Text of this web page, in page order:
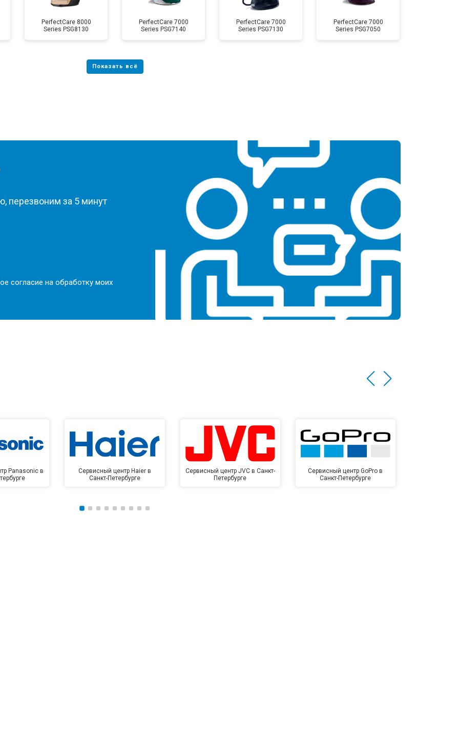
PerfectCare 8000
Series PSG8130
PerfectCare 7000
Series PSG7140
PerfectCare 7000
Series PSG7130
PerfectCare 7000
Series PSG7050
перезвоним за 5 минут
согласие на обработку моих
Panasonic в
Сервисный центр Haier в
Санкт-Петербурге
Сервисный центр JVC в Санкт-
Петербурге
Сервисный центр GoPro в
Санкт-Петербурге